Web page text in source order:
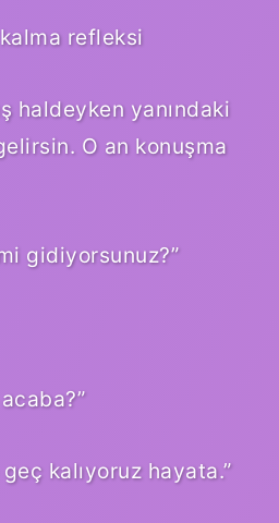
refleksi
haldeyken yanındaki
O an konuşma
gidiyorsunuz?”
kalıyoruz hayata.”